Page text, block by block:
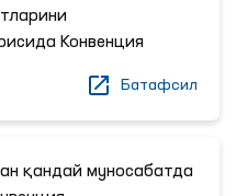
Конвенция
Батафсил
қандай муносабатда